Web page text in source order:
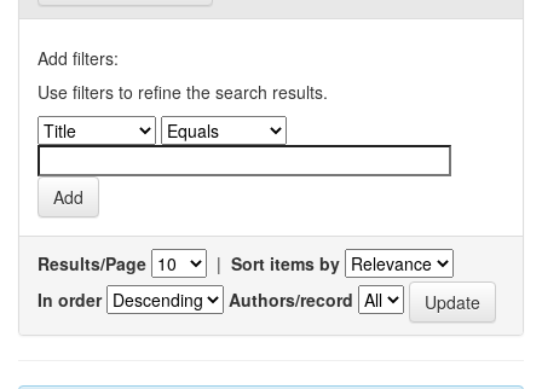
Add filters:
Use filters to refine the search results.
Results/Page | Sort items by
In order
Authors/record